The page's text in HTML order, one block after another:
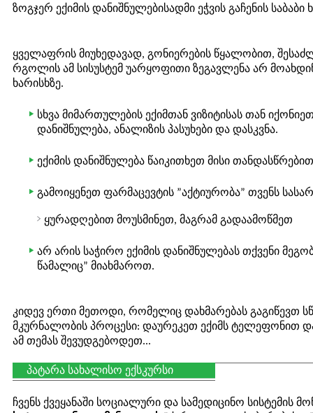
ზოგჯერ ექიმის დანიშნულებისადმი ეჭვის გაჩენის საბაბი
ყველაფრის მიუხედავად, გონიერების წყალობით,
რგოლის ამ სისუსტემ უარყოფითი ზეგავლენა არ
ხარისხზე.
სხვა მიმართულების ექიმთან ვიზიტისას თან
დანიშნულება, ანალიზის პასუხები და დასკვნა.
ექიმის დანიშნულება წაიკითხეთ მისი თანდასწრებით
გამოიყენეთ ფარმაცევტის ”აქტიურობა” თვენს
ყურადღებით მოუსმინეთ, მაგრამ გადაამოწმეთ
არ არის საჭირო ექიმის დანიშნულებას თქვენი
წამალიც” მიახმაროთ.
კიდევ ერთი მეთოდი, რომელიც დახმარებას გაგიწევთ
მკურნალობის პროცესი: დაურეკეთ ექიმს ტელეფონით
ამ თემას შევუდგებოდეთ...
პატარა სახალისო ექსკურსი
ჩვენს ქვეყანაში სოციალური და სამედიცინო სისტემის